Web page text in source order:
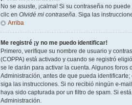
No se asuste, ¡calma! Si su contraseña no
clic en Olvidé mi contraseña. Siga las
Arriba
Me registré ¡y no me puedo identificar!
Primero, verifique su nombre de usuario y
(COPPA) está activado y cuando se registró
se le darán para activar la cuenta. Algunos
Administración, antes de que pueda
siga las instrucciones. Si no recibió ningún e-
haya sido capturada por un filtro de spam. Si
Administración.